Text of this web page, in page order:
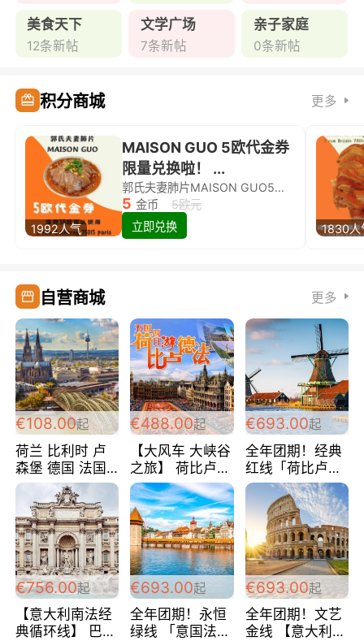
美食天下
12条新帖
文学广场
7条新帖
亲子家庭
0条新帖
积分商城 更多
1992人气
MAISON GUO 5欧代金券
限量兑换啦！ ...
郭氏夫妻肺片MAISON GUO5欧代金券限量兑换啦！
5 金币
5欧元
立即兑换
1830人
自营商城 更多
€108.00起
荷兰 比利时 卢
森堡 德国 法国
超爽玩遍西欧 循
环线 全程四星宾
馆 108欧/人/天
€488.00起
【大风车 大峡谷
之旅】 荷比卢德
法 巴黎上下 经
典五国四日游
488欧/人
€693.00起
全年团期！经典
红线「荷比卢德
法」七天循环 五
国 仅售99欧/人/
天！巴黎上下！
包拼房~
€756.00起
【意大利南法经
典循环线】 巴黎
€693.00起
全年团期！永恒
绿线 「意国法
€693.00起
全年团期！文艺
金线 【意大利一